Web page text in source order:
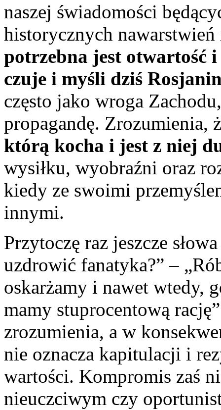
naszej świadomości
historycznych
potrzebna jest otwartość
czuje i myśli dziś
często jako wroga
propagandę. Zrozumienia,
którą kocha i jest z niej
wysiłku, wyobraźni oraz
kiedy ze swoimi
innymi.
Przytoczę raz jeszcze
uzdrowić fanatyka?” –
oskarżamy i nawet wtedy,
mamy stuprocentową
zrozumienia, a w
nie oznacza kapitulacji i
wartości. Kompromis zaś
nieuczciwym czy